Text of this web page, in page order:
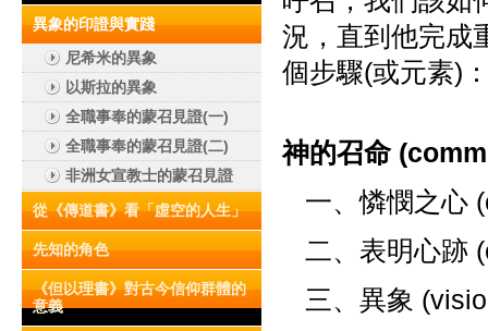
異象的印證與實踐
尼希米的異象
以斯拉的異象
全職事奉的蒙召見證(一)
全職事奉的蒙召見證(二)
非洲女宣教士的蒙召見證
從《傳道書》看「虛空的人生」
先知的角色
《但以理書》對古今信仰群體的
意義
況，直到他完成
個步驟(或元素)
神的召命
一、憐憫之心
二、表明心跡
三、異象